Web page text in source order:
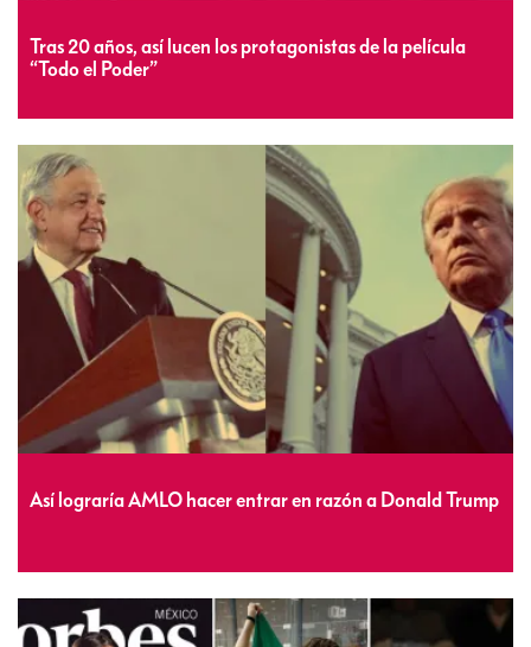
Tras 20 años, así lucen los protagonistas de la película
“Todo el Poder”
Así lograría AMLO hacer entrar en razón a Donald Trump